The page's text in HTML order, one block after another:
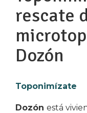
rescate
Dozón
Toponimízate
Dozón está